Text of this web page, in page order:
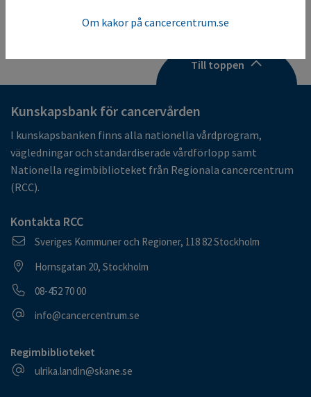
Till toppen
Om kakor på cancercentrum.se
Kunskapsbank för cancervården
I kunskapsbanken finns alla nationella vårdprogram,
vägledningar och standardiserade vårdförlopp samt
Nationella regimbiblioteket från Regionala cancercentrum
(RCC).
Kontakta RCC
Postadress
Sveriges Kommuner och Regioner, 118 82 Stockholm
Besöksadress
Hornsgatan 20, Stockholm
Telefonnummer
08-452 70 00
E-postadress
info@cancercentrum.se
Regimbiblioteket
E-postadress
ulrika.landin@skane.se